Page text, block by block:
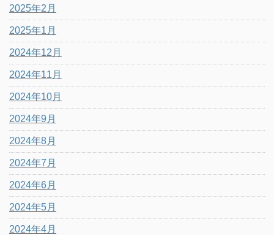
2025年2月
2025年1月
2024年12月
2024年11月
2024年10月
2024年9月
2024年8月
2024年7月
2024年6月
2024年5月
2024年4月